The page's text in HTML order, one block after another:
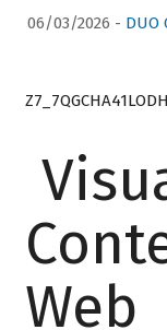
06/03/2026 - DUO
Web